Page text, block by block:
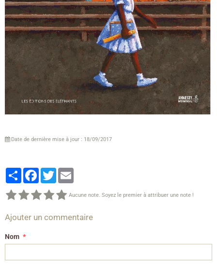
Date de dernière mise à jour : 18/09/2017
PartagerFacebook
Twitter
Aucune note. Soyez le premier à attribuer une note !
Ajouter un commentaire
Nom